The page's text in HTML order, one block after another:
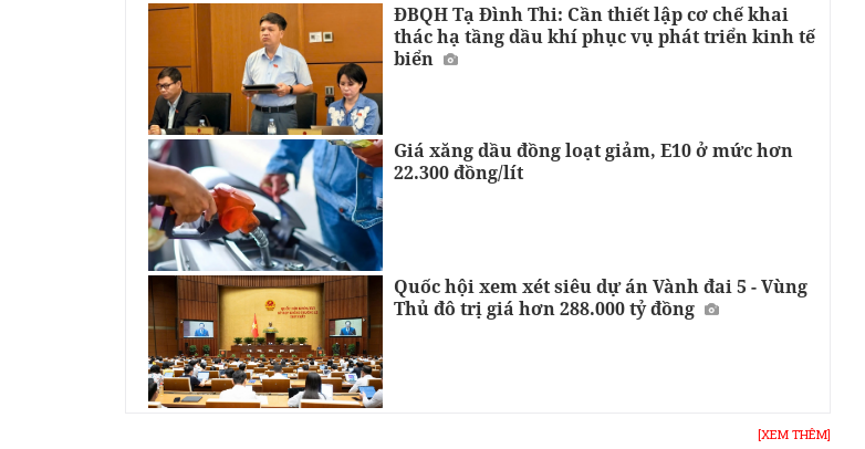
ĐBQH Tạ Đình Thi: Cần thiết lập cơ chế khai
thác hạ tầng dầu khí phục vụ phát triển kinh tế
biển
Giá xăng dầu đồng loạt giảm, E10 ở mức hơn
22.300 đồng/lít
Quốc hội xem xét siêu dự án Vành đai 5 - Vùng
Thủ đô trị giá hơn 288.000 tỷ đồng
[XEM THÊM]